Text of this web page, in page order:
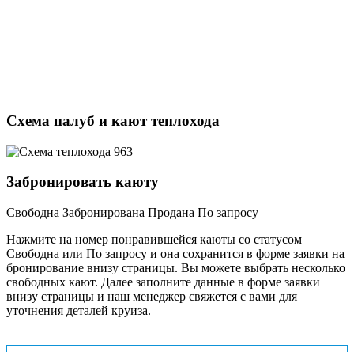
Схема палуб и кают теплохода
Забронировать каюту
Свободна Забронирована Продана По запросу
Нажмите на номер понравившейся каюты со статусом
Свободна или По запросу и она сохранится в форме заявки на
бронирование внизу страницы. Вы можете выбрать несколько
свободных кают. Далее заполните данные в форме заявки
внизу страницы и наш менеджер свяжется с вами для
уточнения деталей круиза.